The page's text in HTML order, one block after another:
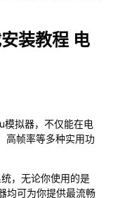
装教程 电
模拟器，不仅能在电
高帧率等多种实用功
，无论你使用的是
均可为你提供最流畅